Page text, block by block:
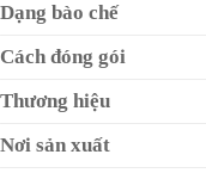
Dạng bào chế
Cách đóng gói
Thương hiệu
Nơi sản xuất